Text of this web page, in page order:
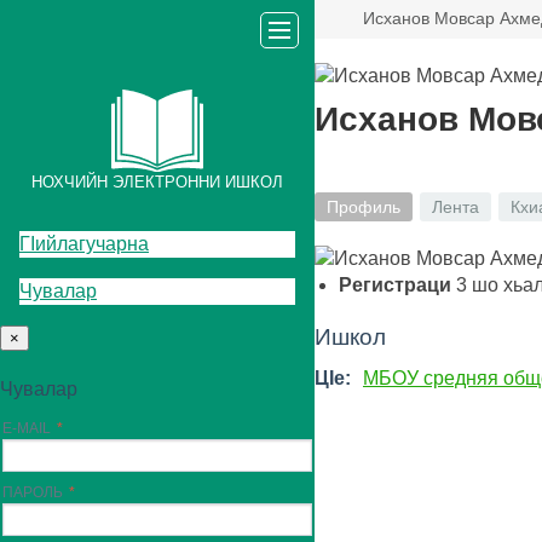
Исханов Мовсар
НОХЧИЙН ЭЛЕКТРОННИ ИШКОЛ
ГIийлагучарна
Чувалар
×
Чувалар
E-MAIL
ПАРОЛЬ
Исханов
Профиль Лента
Регистраци 3 шо
Ишкол
ЦIе: МБОУ средняя